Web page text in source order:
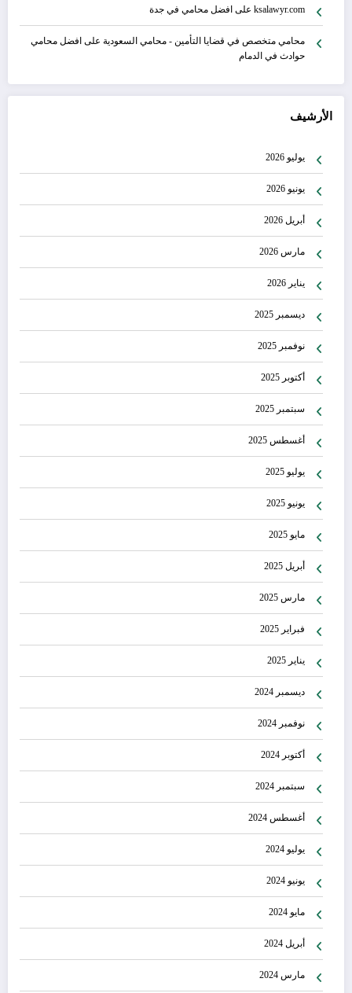
ksalawyr.com على افضل محامي في جدة
محامي متخصص في قضايا التأمين - محامي السعودية على افضل محامي
حوادث في الدمام
الأرشيف
يوليو 2026
يونيو 2026
أبريل 2026
مارس 2026
يناير 2026
ديسمبر 2025
نوفمبر 2025
أكتوبر 2025
سبتمبر 2025
أغسطس 2025
يوليو 2025
يونيو 2025
مايو 2025
أبريل 2025
مارس 2025
فبراير 2025
يناير 2025
ديسمبر 2024
نوفمبر 2024
أكتوبر 2024
سبتمبر 2024
أغسطس 2024
يوليو 2024
يونيو 2024
مايو 2024
أبريل 2024
مارس 2024